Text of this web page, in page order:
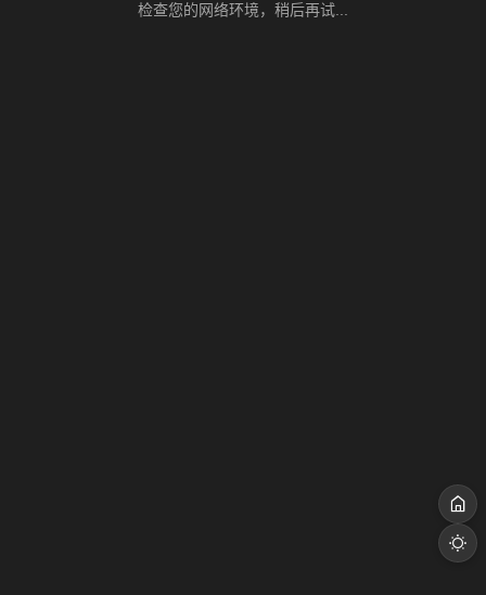
检查您的网络环境，稍后再试...